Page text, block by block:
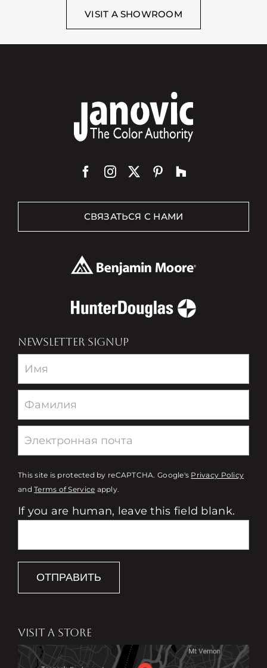
VISIT A SHOWROOM
СВЯЗАТЬСЯ С НАМИ
NEWSLETTER SIGNUP
Newsletter
This site is protected by reCAPTCHA. Google's Privacy Policy
andTerms of Service apply.
If you are human, leave this field blank.
ОТПРАВИТЬ
VISIT A STORE